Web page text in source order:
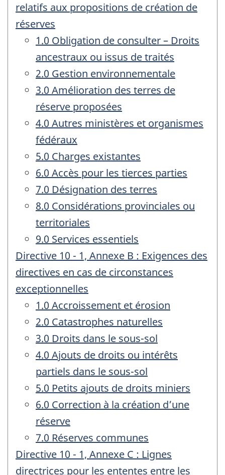
relatifs aux propositions de création de
réserves
1.0 Obligation de consulter – Droits
ancestraux ou issus de traités
2.0 Gestion environnementale
3.0 Amélioration des terres de
réserve proposées
4.0 Autres ministères et organismes
fédéraux
5.0 Charges existantes
6.0 Accès pour les tierces parties
7.0 Désignation des terres
8.0 Considérations provinciales ou
territoriales
9.0 Services essentiels
Directive 10 - 1, Annexe B : Exigences des
directives en cas de circonstances
exceptionnelles
1.0 Accroissement et érosion
2.0 Catastrophes naturelles
3.0 Droits dans le sous-sol
4.0 Ajouts de droits ou intérêts
partiels dans le sous-sol
5.0 Petits ajouts de droits miniers
6.0 Correction à la création d’une
réserve
7.0 Réserves communes
Directive 10 - 1, Annexe C : Lignes
directrices pour les ententes entre les